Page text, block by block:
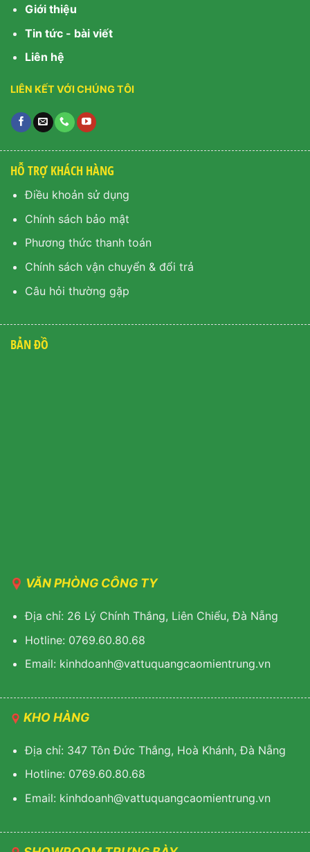
Giới thiệu
Tin tức - bài viết
Liên hệ
LIÊN KẾT VỚI CHÚNG TÔI
HỖ TRỢ KHÁCH HÀNG
Điều khoản sử dụng
Chính sách bảo mật
Phương thức thanh toán
Chính sách vận chuyển & đổi trả
Câu hỏi thường gặp
BẢN ĐỒ
VĂN PHÒNG CÔNG TY
Địa chỉ: 26 Lý Chính Thắng, Liên Chiểu, Đà Nẵng
Hotline: 0769.60.80.68
Email: kinhdoanh@vattuquangcaomientrung.vn
KHO HÀNG
Địa chỉ: 347 Tôn Đức Thắng, Hoà Khánh, Đà Nẵng
Hotline: 0769.60.80.68
Email: kinhdoanh@vattuquangcaomientrung.vn